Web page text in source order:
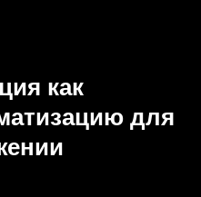
как
для